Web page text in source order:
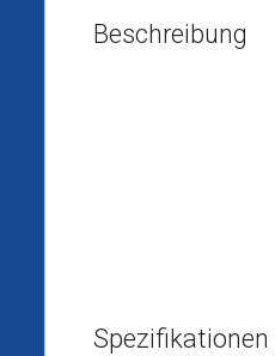
Beschreibung
Spezifikationen